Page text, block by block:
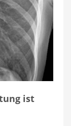
ist